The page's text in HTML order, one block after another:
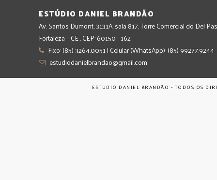
ESTÚDIO DANIEL BRANDÃO
Av. Santos Dumont, 3131A, sala 817, Torre Comercial do Del
Fortaleza – CE . CEP: 60150 - 162
Fixo: (85) 3264.0051 | Celular (WhatsApp): (85) 99277.9244
estudiodanielbrandao@gmail.com
ESTÚDIO DANIEL BRANDÃO • TODOS OS